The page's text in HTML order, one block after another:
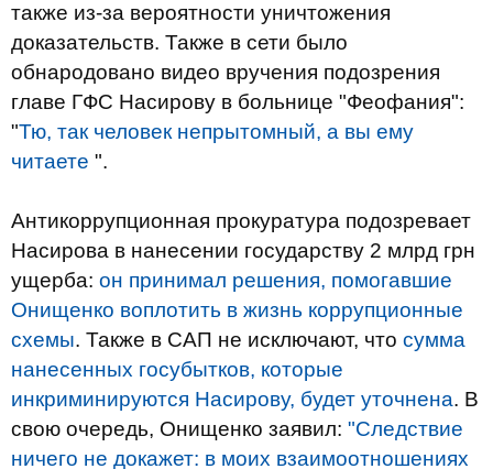
также из-за вероятности уничтожения
доказательств. Также в сети было
обнародовано видео вручения подозрения
главе ГФС Насирову в больнице "Феофания":
"Тю, так человек непрытомный, а вы ему
читаете ".
Антикоррупционная прокуратура подозревает
Насирова в нанесении государству 2 млрд грн
ущерба: он принимал решения, помогавшие
Онищенко воплотить в жизнь коррупционные
схемы. Также в САП не исключают, что сумма
нанесенных госубытков, которые
инкриминируются Насирову, будет уточнена. В
свою очередь, Онищенко заявил: "Следствие
ничего не докажет: в моих взаимоотношениях